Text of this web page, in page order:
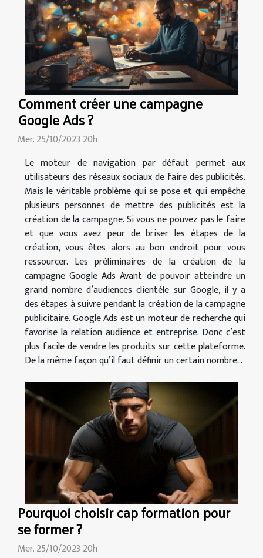
Comment créer une campagne
Google Ads ?
Mer. 25/10/2023 20h
Le moteur de navigation par défaut permet aux
utilisateurs des réseaux sociaux de faire des publicités.
Mais le véritable problème qui se pose et qui empêche
plusieurs personnes de mettre des publicités est la
création de la campagne. Si vous ne pouvez pas le faire
et que vous avez peur de briser les étapes de la
création, vous êtes alors au bon endroit pour vous
ressourcer. Les préliminaires de la création de la
campagne Google Ads Avant de pouvoir atteindre un
grand nombre d’audiences clientèle sur Google, il y a
des étapes à suivre pendant la création de la campagne
publicitaire. Google Ads est un moteur de recherche qui
favorise la relation audience et entreprise. Donc c’est
plus facile de vendre les produits sur cette plateforme.
De la même façon qu’il faut définir un certain nombre...
Pourquoi choisir cap formation pour
se former ?
Mer. 25/10/2023 20h